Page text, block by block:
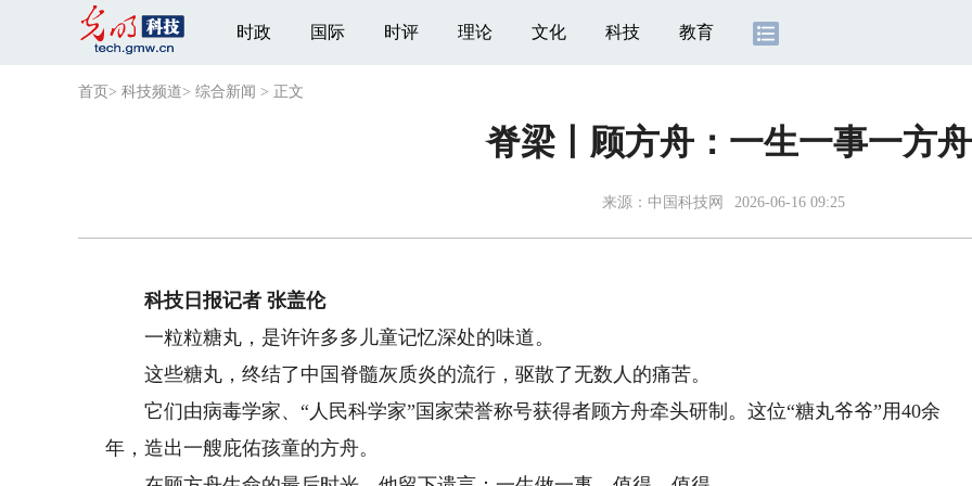
时政 国际 时评 理论 文化 科技 教育
首页 > 科技频道> 综合新闻 > 正文
脊梁丨顾方舟：一生一事一方舟
来源： 中国科技网 2026-06-16 09:25
科技日报记者 张盖伦
一粒粒糖丸，是许许多多儿童记忆深处的味道。
这些糖丸，终结了中国脊髓灰质炎的流行，驱散了无数人的痛苦。
它们由病毒学家、“人民科学家”国家荣誉称号获得者顾方舟牵头研制。这位“糖丸爷爷”用40余
年，造出一艘庇佑孩童的方舟。